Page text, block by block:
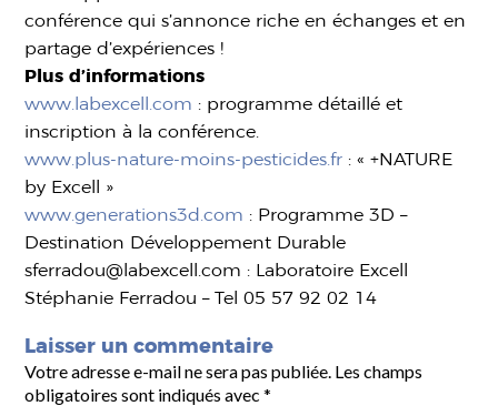
conférence qui s’annonce riche en échanges et en
partage d’expériences !
Plus d’informations
www.labexcell.com : programme détaillé et
inscription à la conférence.
www.plus-nature-moins-pesticides.fr : « +NATURE
by Excell »
www.generations3d.com : Programme 3D –
Destination Développement Durable
sferradou@labexcell.com : Laboratoire Excell
Stéphanie Ferradou – Tel 05 57 92 02 14
Laisser un commentaire
Votre adresse e-mail ne sera pas publiée. Les champs
obligatoires sont indiqués avec*